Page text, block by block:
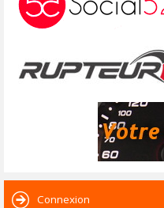
Connexion